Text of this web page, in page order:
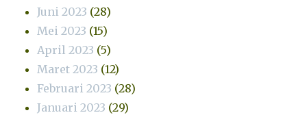
Juni 2023 (28)
Mei 2023 (15)
April 2023 (5)
Maret 2023 (12)
Februari 2023 (28)
Januari 2023 (29)